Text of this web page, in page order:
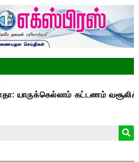
கட்டணம் வசூலிக்கப்படும்? –